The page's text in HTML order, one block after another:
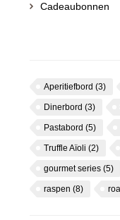
Cadeaubonnen
Aperitiefbord (3)
Dinerbord (3)
Pastabord (5)
Truffle Aïoli (2)
gourmet series (5)
raspen (8)